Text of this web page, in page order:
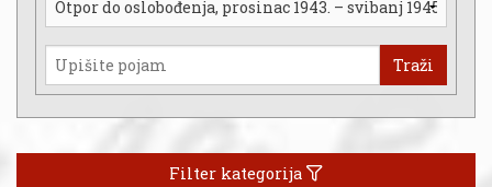
Traži
Filter kategorija